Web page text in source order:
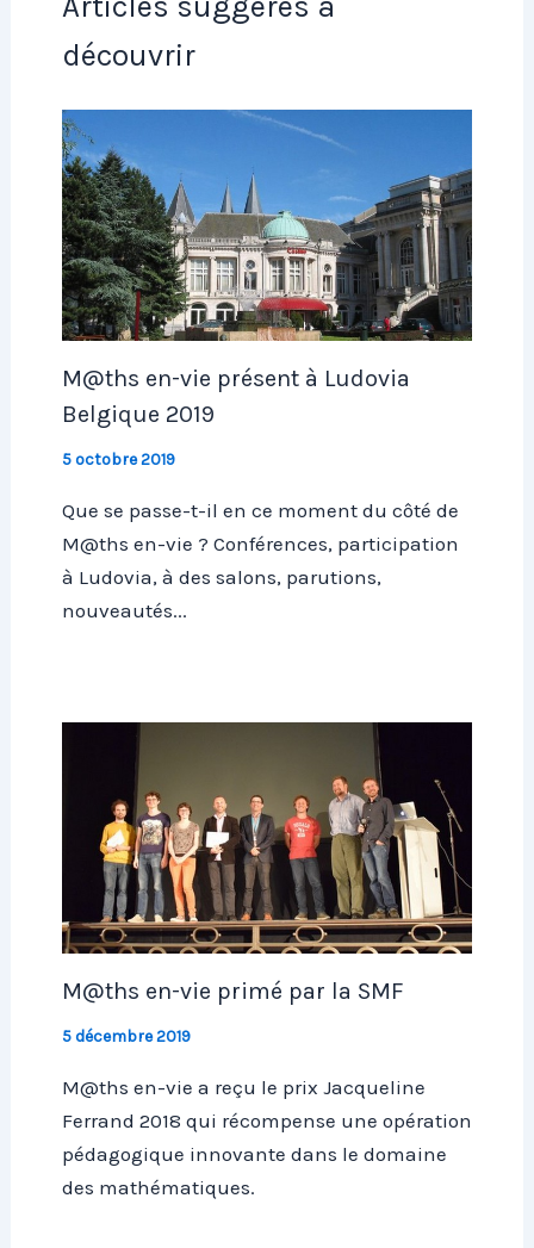
découvrir
M@ths en-vie présent à Ludovia
Belgique 2019
5 octobre 2019
Que se passe-t-il en ce moment du côté de
M@ths en-vie ? Conférences, participation
à Ludovia, à des salons, parutions,
nouveautés...
M@ths en-vie primé par la SMF
5 décembre 2019
M@ths en-vie a reçu le prix Jacqueline
Ferrand 2018 qui récompense une opération
pédagogique innovante dans le domaine
des mathématiques.